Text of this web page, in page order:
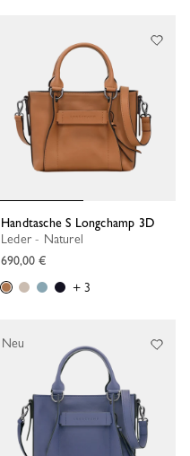
Handtasche S Longchamp 3D
Leder - Naturel
690,00 €
+ 3
Neu